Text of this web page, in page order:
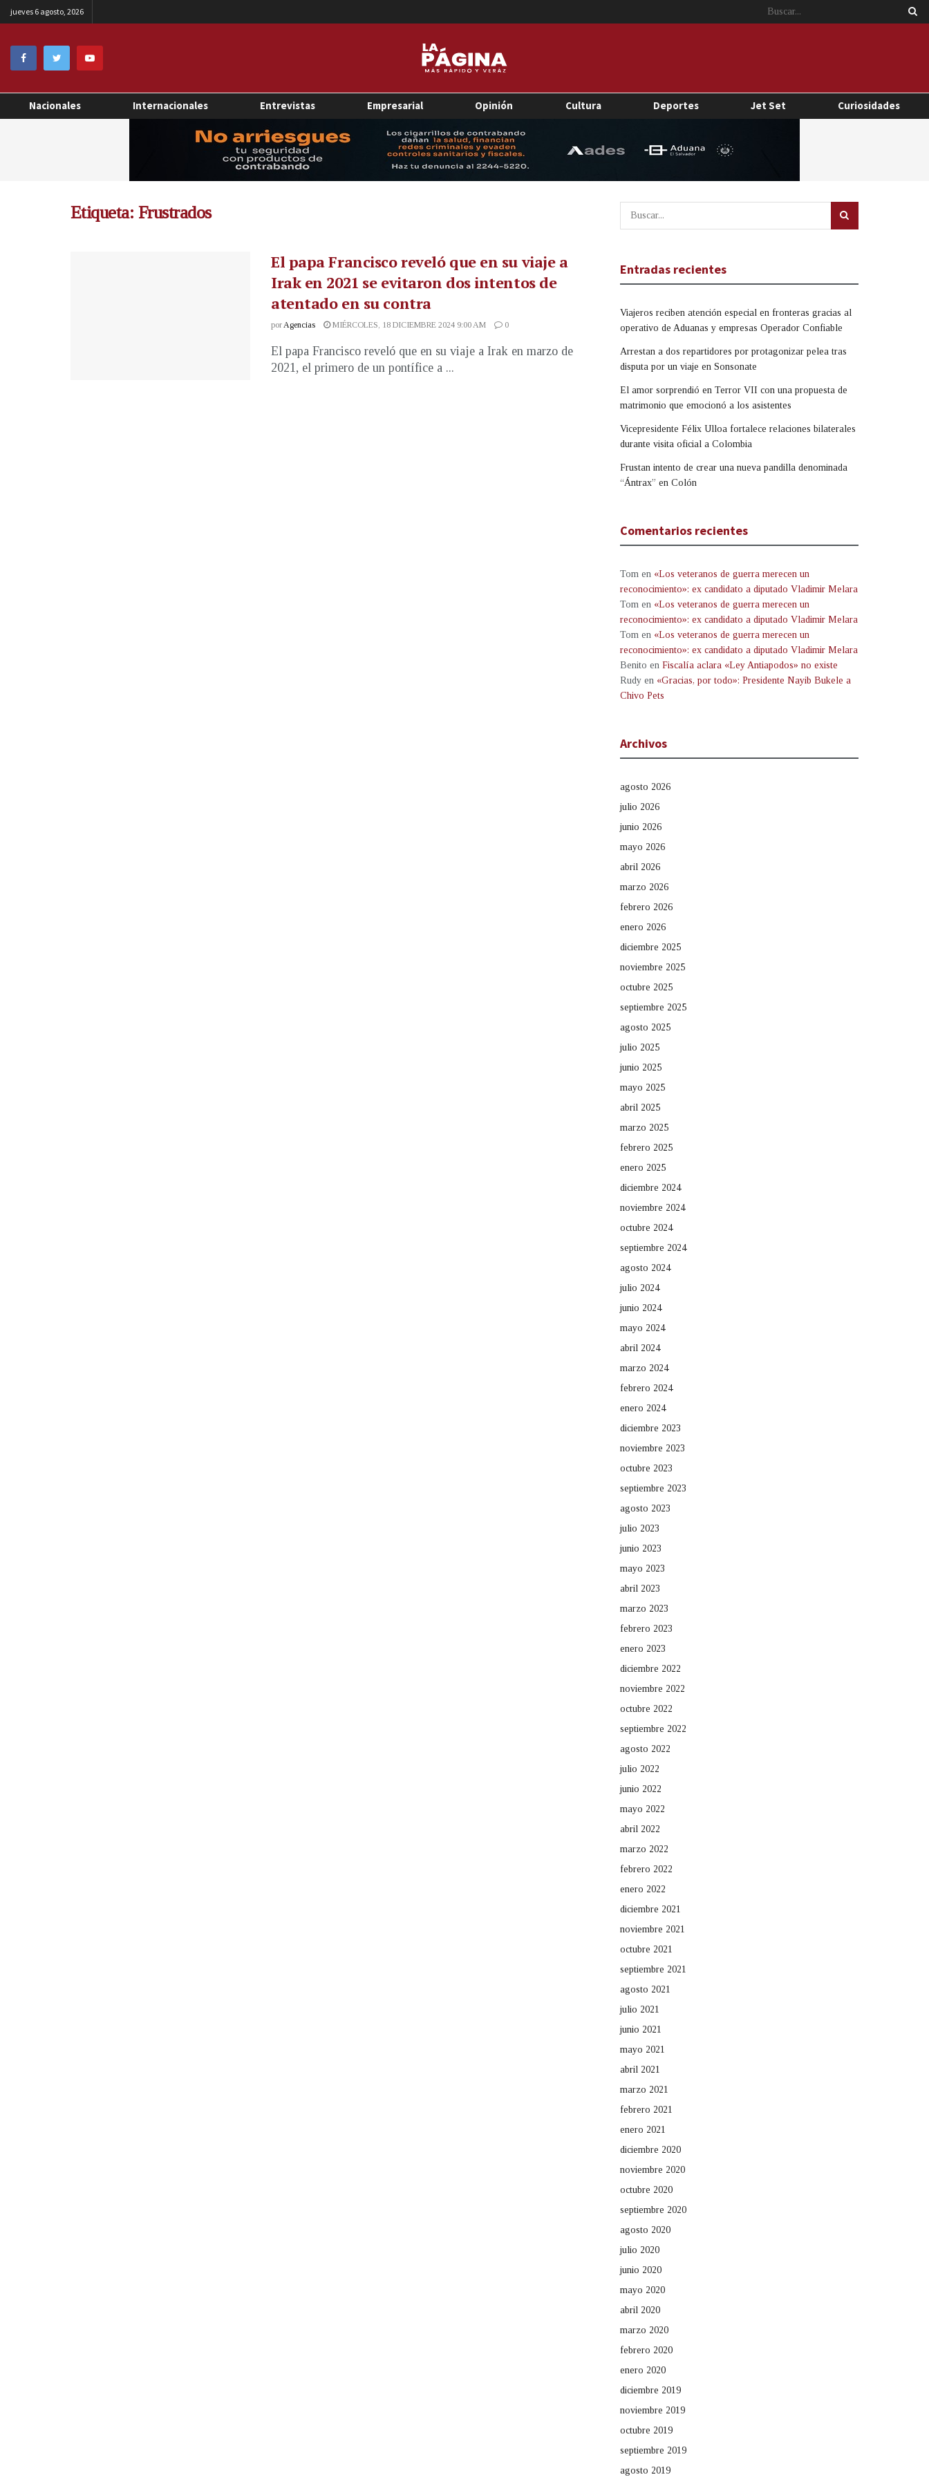
jueves 6 agosto, 2026
Nacionales Internacionales Entrevistas Empresarial Opinión Cultura Deportes Jet Set Curiosidades
Etiqueta: Frustrados
El papa Francisco reveló que en su viaje a
Irak en 2021 se evitaron dos intentos de
atentado en su contra
porAgencias MIÉRCOLES, 18 DICIEMBRE 2024 9:00 AM 0
El papa Francisco reveló que en su viaje a Irak en marzo de
2021, el primero de un pontífice a ...
Entradas recientes
Viajeros reciben atención especial en fronteras gracias al
operativo de Aduanas y empresas Operador Confiable
Arrestan a dos repartidores por protagonizar pelea tras
disputa por un viaje en Sonsonate
El amor sorprendió en Terror VII con una propuesta de
matrimonio que emocionó a los asistentes
Vicepresidente Félix Ulloa fortalece relaciones bilaterales
durante visita oficial a Colombia
Frustan intento de crear una nueva pandilla denominada
“Ántrax” en Colón
Comentarios recientes
Tom en «Los veteranos de guerra merecen un
reconocimiento»: ex candidato a diputado Vladimir Melara
Tom en «Los veteranos de guerra merecen un
reconocimiento»: ex candidato a diputado Vladimir Melara
Tom en «Los veteranos de guerra merecen un
reconocimiento»: ex candidato a diputado Vladimir Melara
Benito en Fiscalía aclara «Ley Antiapodos» no existe
Rudy en «Gracias, por todo»: Presidente Nayib Bukele a
Chivo Pets
Archivos
agosto 2026
julio 2026
junio 2026
mayo 2026
abril 2026
marzo 2026
febrero 2026
enero 2026
diciembre 2025
noviembre 2025
octubre 2025
septiembre 2025
agosto 2025
julio 2025
junio 2025
mayo 2025
abril 2025
marzo 2025
febrero 2025
enero 2025
diciembre 2024
noviembre 2024
octubre 2024
septiembre 2024
agosto 2024
julio 2024
junio 2024
mayo 2024
abril 2024
marzo 2024
febrero 2024
enero 2024
diciembre 2023
noviembre 2023
octubre 2023
septiembre 2023
agosto 2023
julio 2023
junio 2023
mayo 2023
abril 2023
marzo 2023
febrero 2023
enero 2023
diciembre 2022
noviembre 2022
octubre 2022
septiembre 2022
agosto 2022
julio 2022
junio 2022
mayo 2022
abril 2022
marzo 2022
febrero 2022
enero 2022
diciembre 2021
noviembre 2021
octubre 2021
septiembre 2021
agosto 2021
julio 2021
junio 2021
mayo 2021
abril 2021
marzo 2021
febrero 2021
enero 2021
diciembre 2020
noviembre 2020
octubre 2020
septiembre 2020
agosto 2020
julio 2020
junio 2020
mayo 2020
abril 2020
marzo 2020
febrero 2020
enero 2020
diciembre 2019
noviembre 2019
octubre 2019
septiembre 2019
agosto 2019